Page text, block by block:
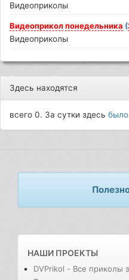
Видеоприколы
Видеоприкол понедельника (
Видеоприколы
Здесь находятся
всего 0. За сутки здесь
НАШИ ПРОЕКТЫ
DVPrikol - Все приколы